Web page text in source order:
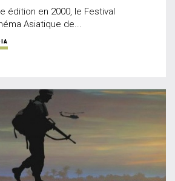
édition en 2000, le Festival
Asiatique de...